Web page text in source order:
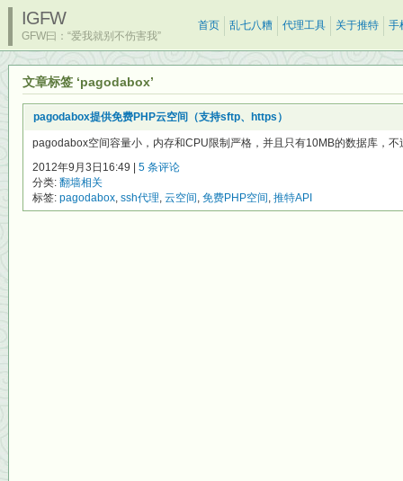
IGFW
GFW曰：“爱我就别不伤害我”
首页 乱七八糟 代理工具 关于推特 手
文章标签 ‘pagodabox’
pagodabox提供免费PHP云空间（支持sftp、https）
pagodabox空间容量小，内存和CPU限制严格，并且只有10MB的数据库，
2012年9月3日16:49 | 5 条评论
分类: 翻墙相关
标签: pagodabox, ssh代理, 云空间, 免费PHP空间, 推特API